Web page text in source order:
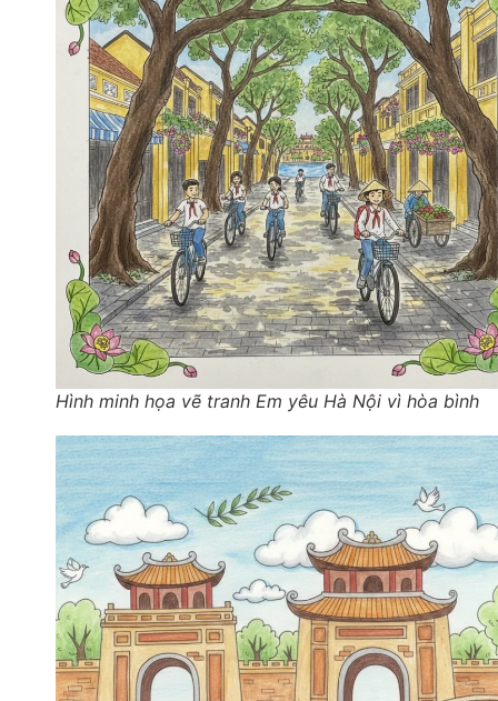
Hình minh họa vẽ tranh Em yêu Hà Nội vì hòa bình